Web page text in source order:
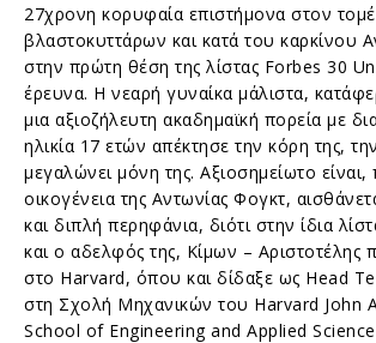
27χρονη κορυφαία επιστήμονα στον
βλαστοκυττάρων και κατά του καρκίνου
στην πρώτη θέση της λίστας Forbes 30
έρευνα. Η νεαρή γυναίκα μάλιστα,
μια αξιοζήλευτη ακαδημαϊκή πορεία με
ηλικία 17 ετών απέκτησε την κόρη της,
μεγαλώνει μόνη της. Αξιοσημείωτο είναι,
οικογένεια της Αντωνίας Φογκτ,
και διπλή περηφάνια, διότι στην ίδια
και ο αδελφός της, Κίμων –
στο Harvard, όπου και δίδαξε ως Head
στη Σχολή Μηχανικών του Harvard John
School of Engineering and Applied